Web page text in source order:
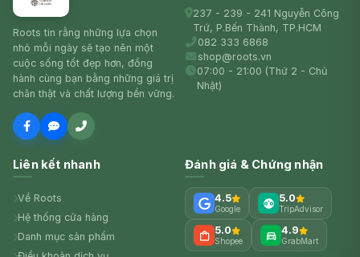
Roots tin rằng những lựa chọn
nhỏ mỗi ngày sẽ tạo nên một
cuộc sống tốt đẹp hơn, đồng
hành cùng bạn bằng những giá trị
chân thật và chất lượng bền vững.
237 - 239 - 241 Nguyễn Công
Trứ, P.Bến Thành, TP.HCM
082 333 6868
shop@roots.vn
07:00 - 21:00 (Thứ 2 - Chủ
Nhật)
Liên kết nhanh
Về Roots
Hệ thống cửa hàng
Danh mục sản phẩm
Đánh giá & Chứng nhận
4.5
Google
5.0
TripAdvisor
5.0
Shopee
4.9
GrabMart